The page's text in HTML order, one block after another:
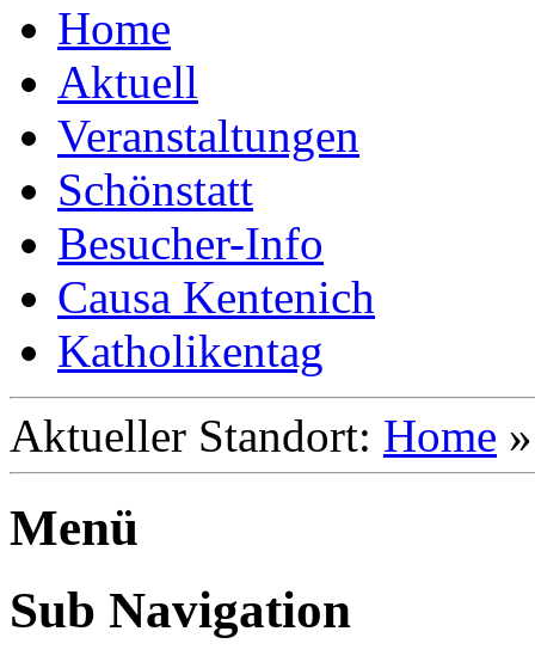
Home
Aktuell
Veranstaltungen
Schönstatt
Besucher-Info
Causa Kentenich
Katholikentag
Aktueller Standort: Home
Menü
Sub Navigation